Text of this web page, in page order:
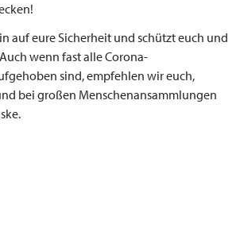
auf eure Sicherheit und schützt euch und
wenn fast alle Corona-
sind, empfehlen wir euch,
bei großen Menschenansammlungen